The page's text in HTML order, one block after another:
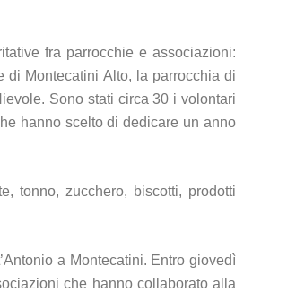
fra parrocchie e associazioni:
di Montecatini Alto, la parrocchia di
Sono stati circa 30 i volontari
hanno scelto di dedicare un anno
tonno, zucchero, biscotti, prodotti
a Montecatini. Entro giovedì
che hanno collaborato alla